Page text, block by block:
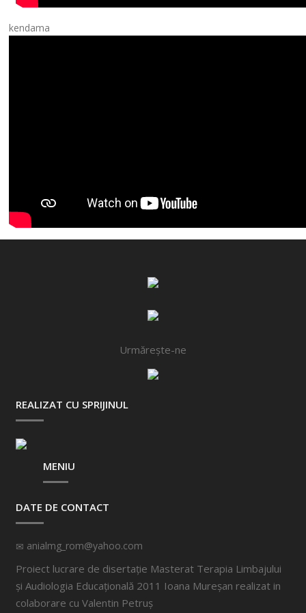
kendama
Urmărește-ne
REALIZAT CU SPRIJINUL
MENIU
DATE DE CONTACT
anialmg_rom@yahoo.com
Proiect lucrare de disertație Masterat Terapia Limbajului
și Audiologia Educațională 2011 Ioana Mureșan realizat in
colaborare cuValentin Petruș